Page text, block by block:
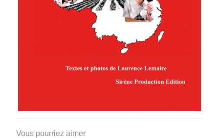
Vous pourriez aimer